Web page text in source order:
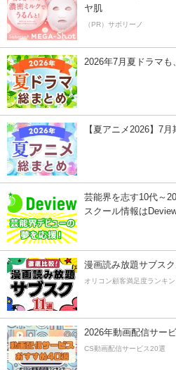
ヤ肌
（PR）サボリーノ
2026年7月夏ドラマも
【夏アニメ2026】7
芸能界を志す10代～
スクール情報は
漫画読み放題サブス
オリコン顧客満足度ランキ
2026年動画配信サー
CS動画配信サービス20選